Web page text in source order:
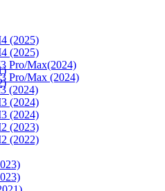
(2025)
(2025)
Pro/Max(2024)
Pro/Max (2024)
(2024)
(2024)
(2024)
(2023)
(2022)